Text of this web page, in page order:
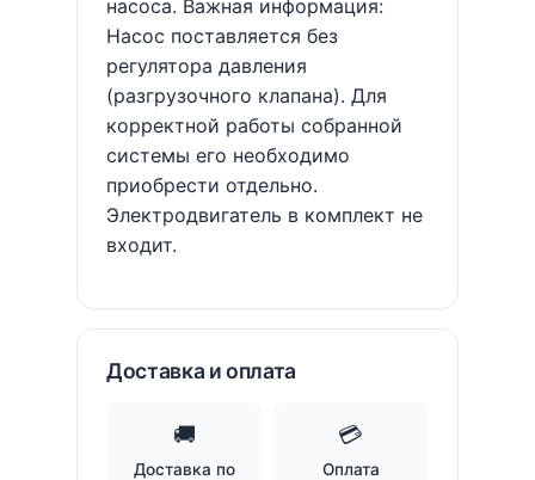
насоса. Важная информация:
Насос поставляется без
регулятора давления
(разгрузочного клапана). Для
корректной работы собранной
системы его необходимо
приобрести отдельно.
Электродвигатель в комплект не
входит.
Доставка и оплата
🚚
Доставка по
💳
Оплата